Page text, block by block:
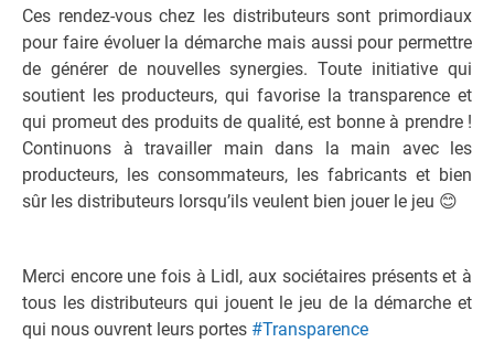
Ces rendez-vous chez les distributeurs sont primordiaux
pour faire évoluer la démarche mais aussi pour permettre
de générer de nouvelles synergies. Toute initiative qui
soutient les producteurs, qui favorise la transparence et
qui promeut des produits de qualité, est bonne à prendre !
Continuons à travailler main dans la main avec les
producteurs, les consommateurs, les fabricants et bien
sûr les distributeurs lorsqu’ils veulent bien jouer le jeu 😊
Merci encore une fois à Lidl, aux sociétaires présents et à
tous les distributeurs qui jouent le jeu de la démarche et
qui nous ouvrent leurs portes #Transparence